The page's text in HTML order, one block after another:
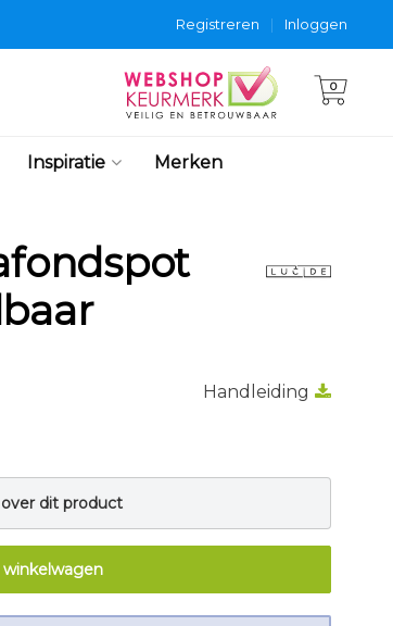
Inloggen
|
Registreren
0
Inspiratie Merken
Handleiding
dit product
winkelwagen